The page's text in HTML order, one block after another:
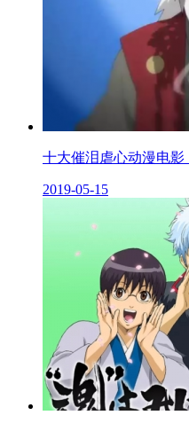
十大催泪虐心动漫电
2019-05-15